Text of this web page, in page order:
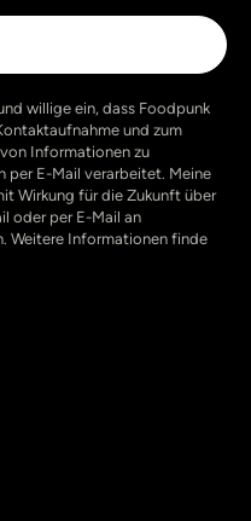
willige ein, dass Foodpunk
und zum
Informationen zu
per E-Mail verarbeitet. Meine
Wirkung für die Zukunft über
oder per E-Mail an
Weitere Informationen finde